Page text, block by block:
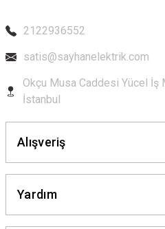
2122936552
satis@sayhanelektrik.com
Okçu Musa Caddesi Yücel
İstanbul
Alışveriş
Yardım